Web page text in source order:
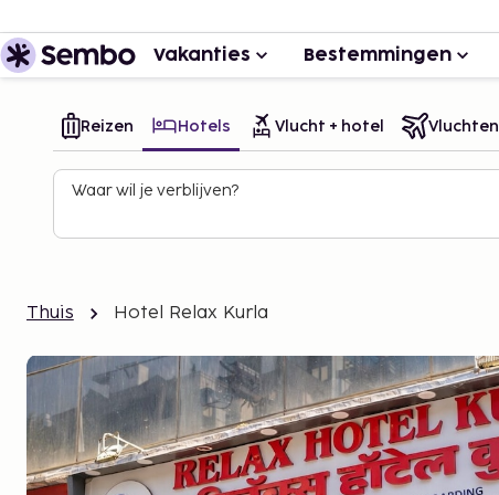
Vakanties Bestemmingen
Reizen Hotels Vlucht + hotel Vluchten
Waar wil je verblijven?
Thuis Hotel Relax Kurla